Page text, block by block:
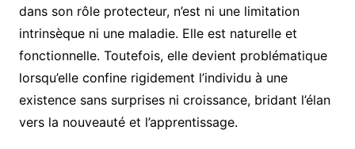
dans son rôle protecteur, n’est ni une limitation
intrinsèque ni une maladie. Elle est naturelle et
fonctionnelle. Toutefois, elle devient problématique
lorsqu’elle confine rigidement l’individu à une
existence sans surprises ni croissance, bridant l’élan
vers la nouveauté et l’apprentissage.